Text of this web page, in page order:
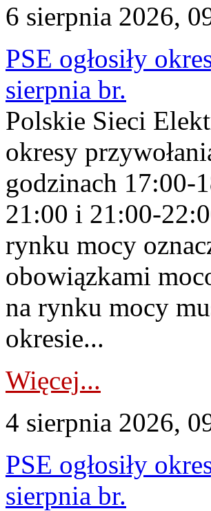
6 sierpnia 2026,
PSE ogłosiły
sierpnia br.
Polskie Sieci
okresy
godzinach 17:00-
21:00 i 21:00-
rynku mocy
obowiązkami
na rynku mocy
okresie...
Więcej...
4 sierpnia 2026,
PSE ogłosiły
sierpnia br.